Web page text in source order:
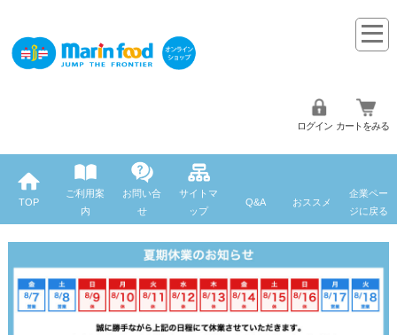
ログイン カートをみる
TOP
ご利用案
内
お問い合
せ
サイトマ
ップ
Q&A おススメ
企業ペー
ジに戻る